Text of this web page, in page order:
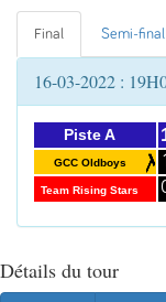
Final Semi-final
16-03-2022 :
Piste A
GCC Oldboys
Team Rising Stars
1
Détails du tour